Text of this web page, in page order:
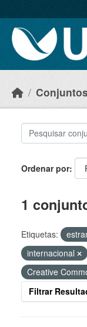
Ordenar por
1
Etiquetas:
internacional
Creative
Filtrar